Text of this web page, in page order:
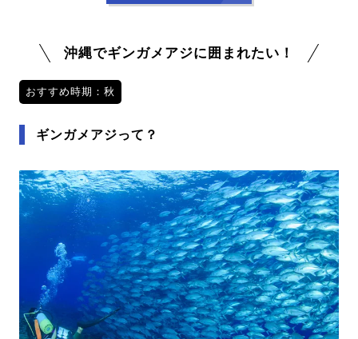
沖縄でギンガメアジに囲まれたい！
おすすめ時期：秋
ギンガメアジって？